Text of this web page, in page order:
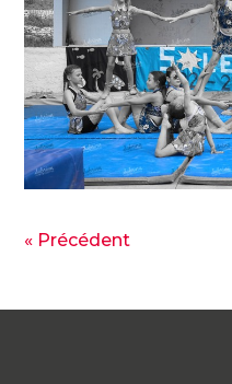
« Précédent